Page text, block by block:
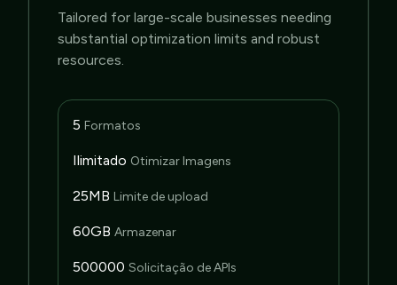
Tailored for large-scale businesses needing
substantial optimization limits and robust
resources.
5 Formatos
Ilimitado Otimizar Imagens
25MB Limite de upload
60GB Armazenar
500000 Solicitação de APIs